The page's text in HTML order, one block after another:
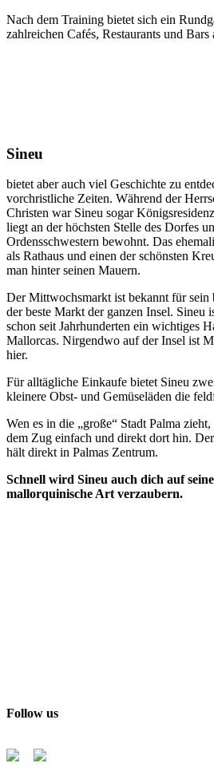
Nach dem Training bietet sich ein
zahlreichen Cafés, Restaurants und Bars
Sineu
bietet aber auch viel Geschichte zu
vorchristliche Zeiten. Während der
Christen war Sineu sogar
liegt an der höchsten Stelle des Dorfes
Ordensschwestern bewohnt. Das
als Rathaus und einen der schönsten
man hinter seinen Mauern.
Der Mittwochsmarkt ist bekannt für sein
der beste Markt der ganzen Insel. Sineu
schon seit Jahrhunderten ein wichtiges
Mallorcas. Nirgendwo auf der Insel ist
hier.
Für alltägliche Einkaufe bietet Sineu
kleinere Obst- und Gemüseläden die
Wen es in die „große“ Stadt Palma
dem Zug einfach und direkt dort hin.
hält direkt in Palmas Zentrum.
Schnell wird Sineu auch dich auf
mallorquinische Art verzaubern.
Follow us